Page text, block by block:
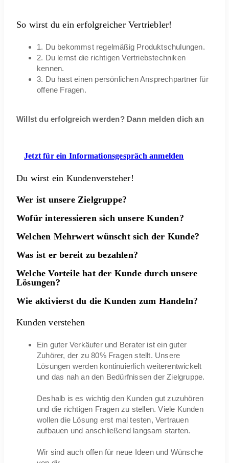
So wirst du ein erfolgreicher Vertriebler!
1. Du bekommst regelmäßig Produktschulungen.
2. Du lernst die richtigen Vertriebstechniken
kennen.
3. Du hast einen persönlichen Ansprechpartner für
offene Fragen.
Willst du erfolgreich werden? Dann melden dich an
Jetzt für ein Informationsgespräch anmelden
Du wirst ein Kundenversteher!
Wer ist unsere Zielgruppe?
Wofür interessieren sich unsere Kunden?
Welchen Mehrwert wünscht sich der Kunde?
Was ist er bereit zu bezahlen?
Welche Vorteile hat der Kunde durch unsere
Lösungen?
Wie aktivierst du die Kunden zum Handeln?
Kunden verstehen
Ein guter Verkäufer und Berater ist ein guter
Zuhörer, der zu 80% Fragen stellt. Unsere
Lösungen werden kontinuierlich weiterentwickelt
und das nah an den Bedürfnissen der Zielgruppe.
Deshalb is es wichtig den Kunden gut zuzuhören
und die richtigen Fragen zu stellen. Viele Kunden
wollen die Lösung erst mal testen, Vertrauen
aufbauen und anschließend langsam starten.
Wir sind auch offen für neue Ideen und Wünsche